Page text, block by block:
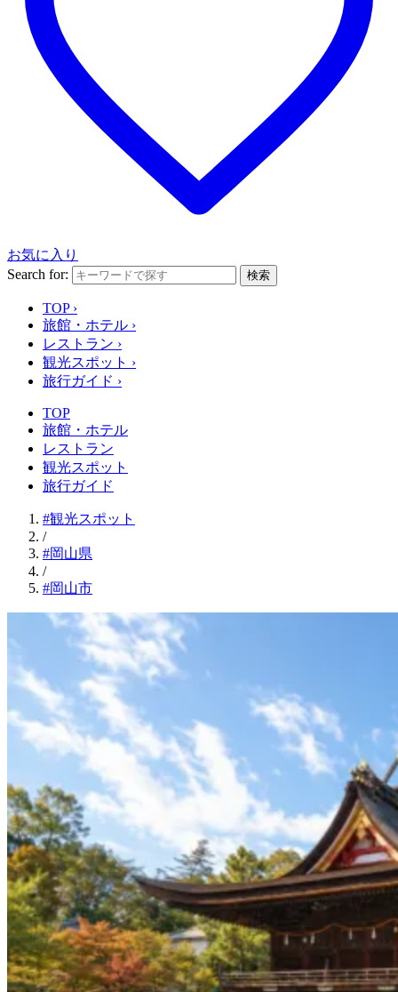
お気に入り
Search for:
検索
TOP ›
旅館・ホテル ›
レストラン ›
観光スポット ›
旅行ガイド ›
TOP
旅館・ホテル
レストラン
観光スポット
旅行ガイド
#観光スポット
/
#岡山県
/
#岡山市